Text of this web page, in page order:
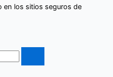
en los sitios seguros de